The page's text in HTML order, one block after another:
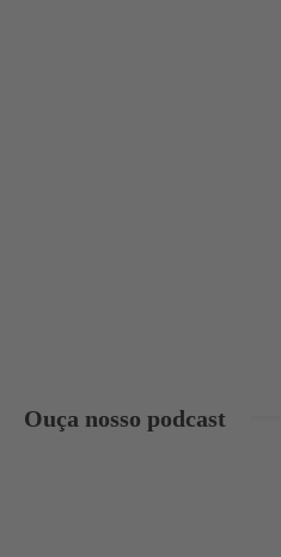
Ouça nosso podcast